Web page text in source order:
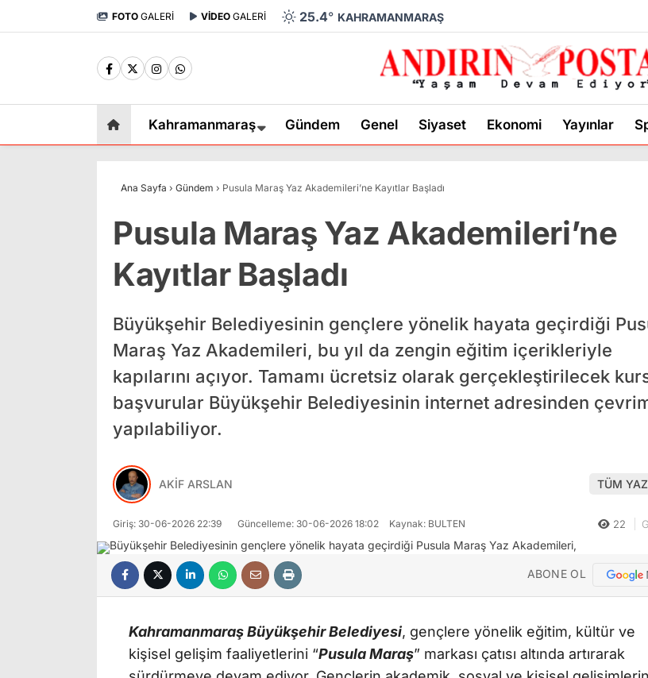
FOTO GALERİ VİDEO GALERİ 25.4° KAHRAMANMARAŞ
Kahramanmaraş Gündem Genel Siyaset Ekonomi Yayınlar
Ana Sayfa › Gündem › Pusula Maraş Yaz Akademileri’ne Kayıtlar Başladı
Pusula Maraş Yaz Akademileri’ne
Kayıtlar Başladı
Büyükşehir Belediyesinin gençlere yönelik hayata geçirdiği
Maraş Yaz Akademileri, bu yıl da zengin eğitim içerikleriyle
kapılarını açıyor. Tamamı ücretsiz olarak gerçekleştirilecek
başvurular Büyükşehir Belediyesinin internet adresinden
yapılabiliyor.
AKİF ARSLAN TÜM
Giriş: 30-06-2026 22:39 Güncelleme: 30-06-2026 18:02 Kaynak: BULTEN 22
ABONE OL
Kahramanmaraş Büyükşehir Belediyesi, gençlere yönelik eğitim, kültür ve
kişisel gelişim faaliyetlerini “Pusula Maraş” markası çatısı altında artırarak